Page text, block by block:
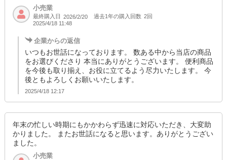
小売業
最終購入日 2026/2/20 過去1年の購入回数 2回
2025/4/18 11:48
企業からの返信
いつもお世話になっております。 数ある中から当店の商品
をお選びくださり 本当にありがとうございます。 便利商品
を今後も取り揃え、お役に立てるよう尽力いたします。 今
後ともよろしくお願いいたします。
2025/4/18 12:17
年末の忙しい時期にもかかわらず迅速に対応いただき、大変助
かりました。 またお世話になると思います。ありがとうござい
ました。
小売業